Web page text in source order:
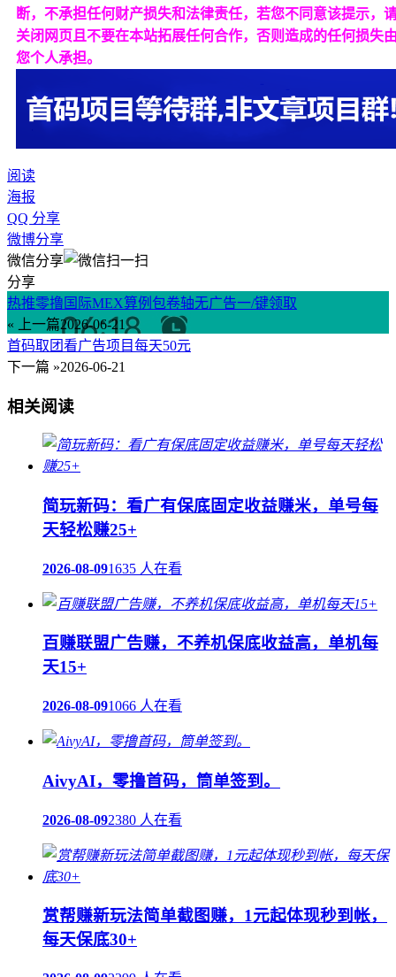
断，不承担任何财产损失和法律责任，若您不同意该提示，
关闭网页且不要在本站拓展任何合作，否则造成的任何损失
您个人承担。
阅读
海报
QQ 分享
微博分享
微信分享
分享
热推零撸国际MEX算例包卷轴无广告一/键领取
« 上一篇2026-06-21
首码取团看广告项目每天50元
下一篇 »2026-06-21
相关阅读
简玩新码：看广有保底固定收益赚米，单号每
天轻松赚25+
2026-08-091635 人在看
百赚联盟广告赚，不养机保底收益高，单机每
天15+
2026-08-091066 人在看
AivyAI，零撸首码，筒单签到。
2026-08-092380 人在看
赏帮赚新玩法简单截图赚，1元起体现秒到帐，
每天保底30+